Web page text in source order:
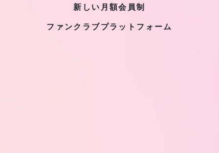
新しい月額会員制
ファンクラブプラットフォーム